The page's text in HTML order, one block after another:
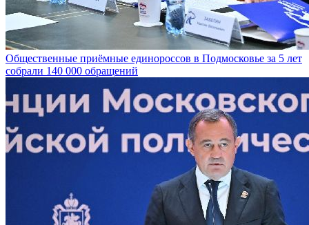
Общественные приёмные единороссов в Подмосковье за 5 лет
собрали 140 000 обращений